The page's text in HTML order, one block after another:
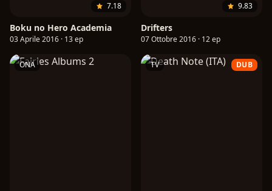
7.18
Boku no Hero Academia
03 Aprile 2016 · 13 ep
9.83
Drifters
07 Ottobre 2016 · 12 ep
ONA TV DUB